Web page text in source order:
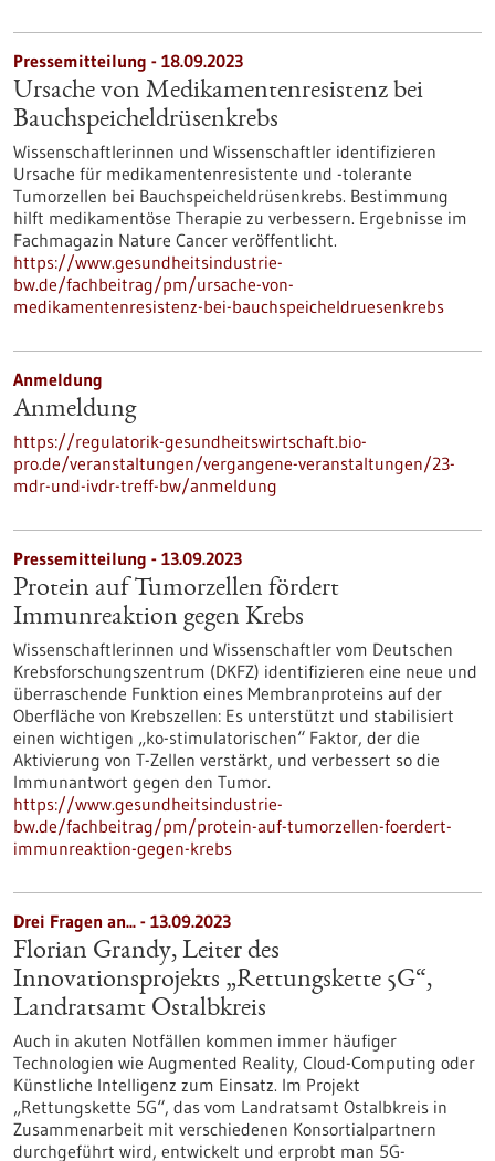
Pressemitteilung - 18.09.2023
Ursache von Medikamentenresistenz bei
Bauchspeicheldrüsenkrebs
Wissenschaftlerinnen und Wissenschaftler identifizieren
Ursache für medikamentenresistente und -tolerante
Tumorzellen bei Bauchspeicheldrüsenkrebs. Bestimmung
hilft medikamentöse Therapie zu verbessern. Ergebnisse im
Fachmagazin Nature Cancer veröffentlicht.
https://www.gesundheitsindustrie-
bw.de/fachbeitrag/pm/ursache-von-
medikamentenresistenz-bei-bauchspeicheldruesenkrebs
Anmeldung
Anmeldung
https://regulatorik-gesundheitswirtschaft.bio-
pro.de/veranstaltungen/vergangene-veranstaltungen/23-
mdr-und-ivdr-treff-bw/anmeldung
Pressemitteilung - 13.09.2023
Protein auf Tumorzellen fördert
Immunreaktion gegen Krebs
Wissenschaftlerinnen und Wissenschaftler vom Deutschen
Krebsforschungszentrum (DKFZ) identifizieren eine neue und
überraschende Funktion eines Membranproteins auf der
Oberfläche von Krebszellen: Es unterstützt und stabilisiert
einen wichtigen „ko-stimulatorischen“ Faktor, der die
Aktivierung von T-Zellen verstärkt, und verbessert so die
Immunantwort gegen den Tumor.
https://www.gesundheitsindustrie-
bw.de/fachbeitrag/pm/protein-auf-tumorzellen-foerdert-
immunreaktion-gegen-krebs
Drei Fragen an... - 13.09.2023
Florian Grandy, Leiter des
Innovationsprojekts „Rettungskette 5G“,
Landratsamt Ostalbkreis
Auch in akuten Notfällen kommen immer häufiger
Technologien wie Augmented Reality, Cloud-Computing oder
Künstliche Intelligenz zum Einsatz. Im Projekt
„Rettungskette 5G“, das vom Landratsamt Ostalbkreis in
Zusammenarbeit mit verschiedenen Konsortialpartnern
durchgeführt wird, entwickelt und erprobt man 5G-